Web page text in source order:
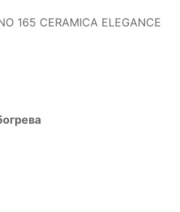
165 CERAMICA ELEGANCE